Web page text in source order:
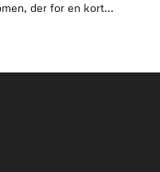
der for en kort...